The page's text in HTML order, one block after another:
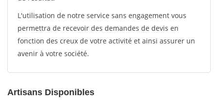
L'utilisation de notre service sans engagement vous
permettra de recevoir des demandes de devis en
fonction des creux de votre activité et ainsi assurer un
avenir à votre société.
Artisans Disponibles